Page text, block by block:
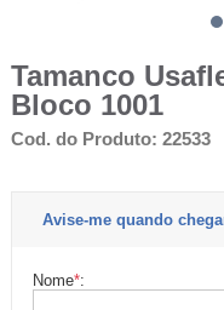
Tamanco
Bloco 1001
Cod. do Produto: 22533
Avise-me quando
Nome*: